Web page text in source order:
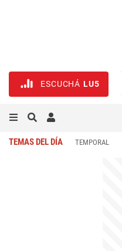
ESCUCHÁ LU5
TEMAS DEL DÍA TEMPORAL